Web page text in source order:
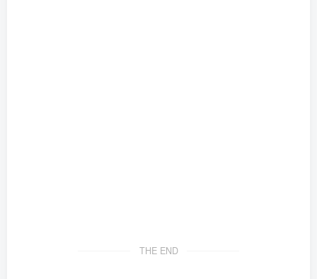
THE END